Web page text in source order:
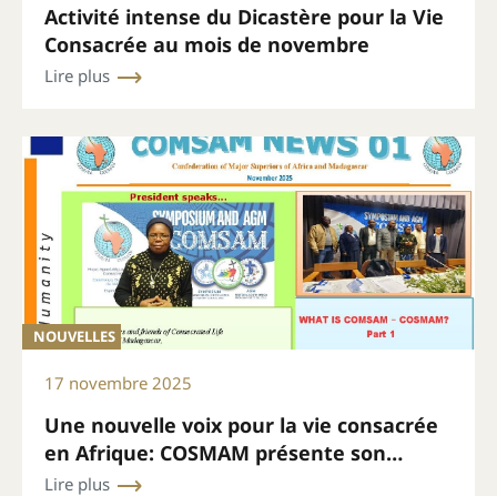
Activité intense du Dicastère pour la Vie
Consacrée au mois de novembre
Lire plus
NOUVELLES
17 novembre 2025
Une nouvelle voix pour la vie consacrée
en Afrique: COSMAM présente son
bulletin mensuel
Lire plus